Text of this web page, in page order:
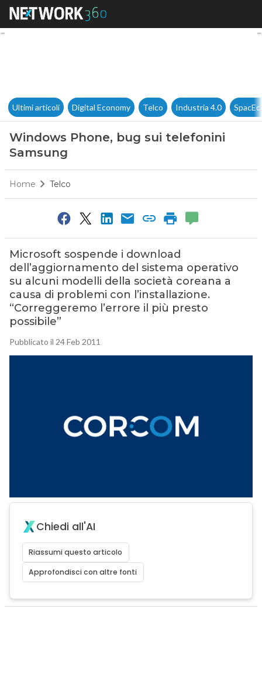
Windows Phone, bug sui
Ultimi articoli Digital Economy Telco Industria 4.0
Windows Phone, bug sui telefonini
Samsung
Home Telco
Microsoft sospende i download
dell’aggiornamento del sistema operativo
su alcuni modelli della società coreana a
causa di problemi con l’installazione.
“Correggeremo l’errore il più presto
possibile”
Pubblicato il 24 Feb 2011
Chiedi all'AI
Riassumi questo articolo
Approfondisci con altre fonti